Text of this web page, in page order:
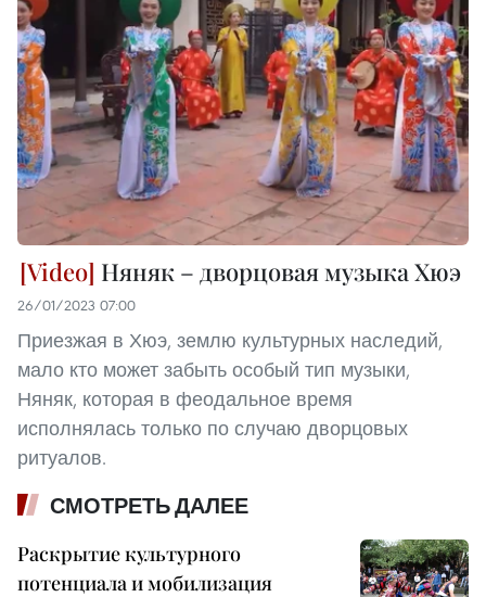
Няняк – дворцовая музыка Хюэ
26/01/2023 07:00
Приезжая в Хюэ, землю культурных наследий,
мало кто может забыть особый тип музыки,
Няняк, которая в феодальное время
исполнялась только по случаю дворцовых
ритуалов.
СМОТРЕТЬ ДАЛЕЕ
Раскрытие культурного
потенциала и мобилизация